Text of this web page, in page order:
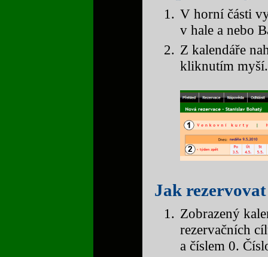
V horní části
v hale a nebo
Z kalendáře
kliknutím myší.
Jak
Zobrazený
rezervačních
a číslem 0.